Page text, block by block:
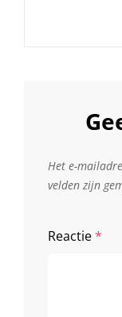
Het e-
velden zijn
Reactie*